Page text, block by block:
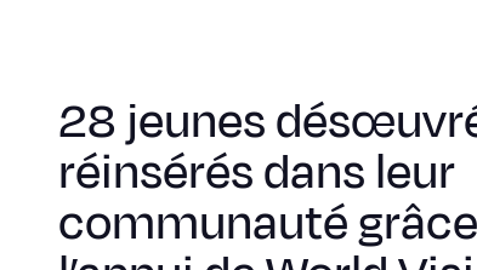
28 jeunes
réinsérés dans leur
communauté